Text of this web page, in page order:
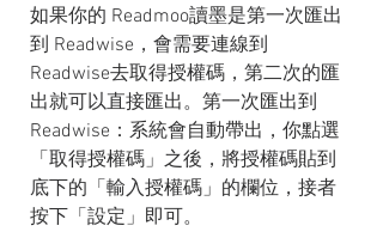
如果你的 Readmoo讀墨是第一次匯出
到 Readwise，會需要連線到
Readwise去取得授權碼，第二次的匯
出就可以直接匯出。第一次匯出到
Readwise：系統會自動帶出，你點選
「取得授權碼」之後，將授權碼貼到
底下的「輸入授權碼」的欄位，接者
按下「設定」即可。